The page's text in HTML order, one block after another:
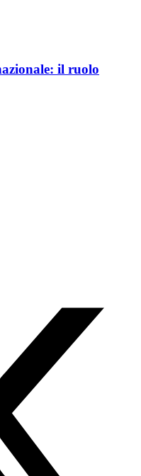
il ruolo